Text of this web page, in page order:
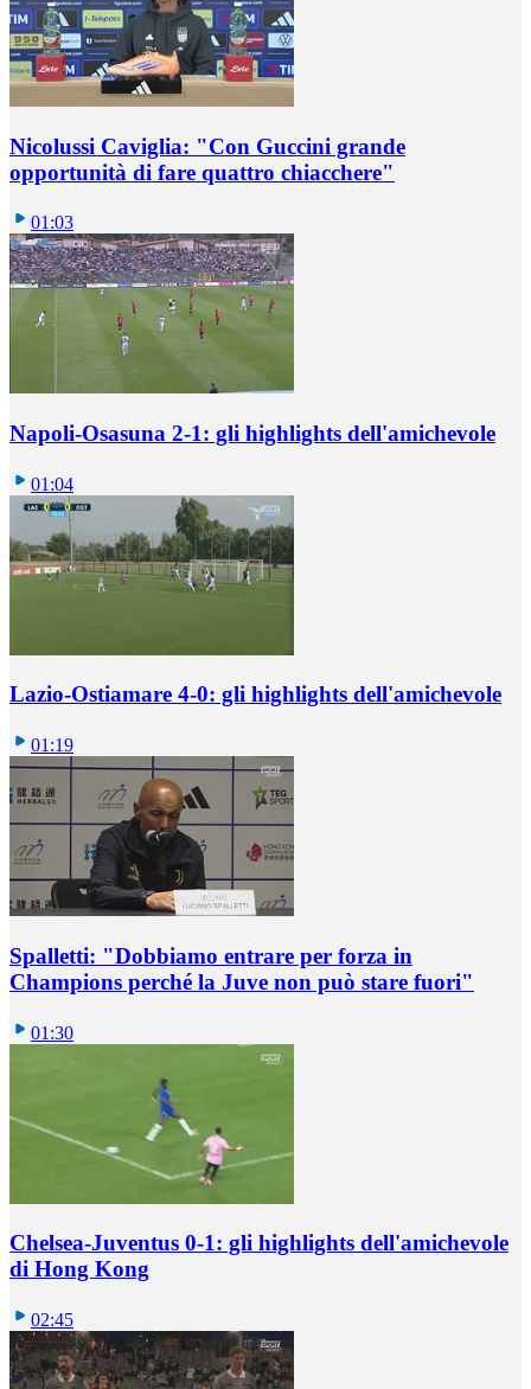
Nicolussi Caviglia: "Con Guccini grande
opportunità di fare quattro chiacchere"
01:03
Napoli-Osasuna 2-1: gli highlights dell'amichevole
01:04
Lazio-Ostiamare 4-0: gli highlights dell'amichevole
01:19
Spalletti: "Dobbiamo entrare per forza in
Champions perché la Juve non può stare fuori"
01:30
Chelsea-Juventus 0-1: gli highlights dell'amichevole
di Hong Kong
02:45